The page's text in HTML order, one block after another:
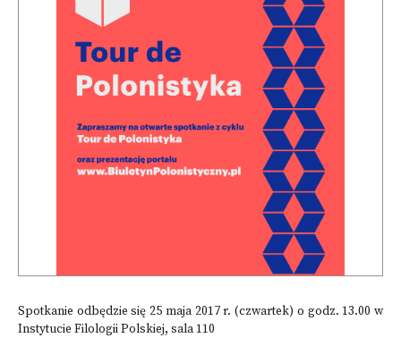
Spotkanie odbędzie się 25 maja 2017 r. (czwartek) o godz. 13.00 w
Instytucie Filologii Polskiej, sala 110